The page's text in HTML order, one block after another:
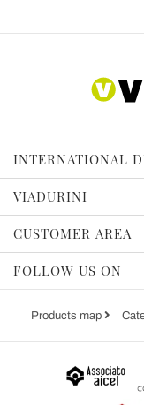
INTERNATIONAL
VIADURINI
CUSTOMER AREA
FOLLOW US ON
Products map